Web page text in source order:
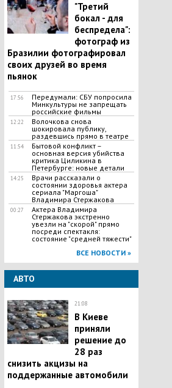
"Третий
бокал - для
беспредела":
фотограф из
Бразилии фотографировал
своих друзей во время
пьянок
17:56
Передумали: СБУ попросила
Минкультуры не запрещать
российские фильмы
12:22
Волочкова снова
шокировала публику,
раздевшись прямо в театре
11:54
Бытовой конфликт –
основная версия убийства
критика Циликина в
Петербурге: новые детали
14:25
Врачи рассказали о
состоянии здоровья актера
сериала "Маргоша"
Владимира Стержакова
00:27
Актера Владимира
Стержакова экстренно
увезли на "скорой" прямо
посреди спектакля:
состояние "средней тяжести"
ВСЕ НОВОСТИ »
АВТО
21:08
В Киеве
приняли
решение до
28 раз
снизить акцизы на
поддержанные автомобили